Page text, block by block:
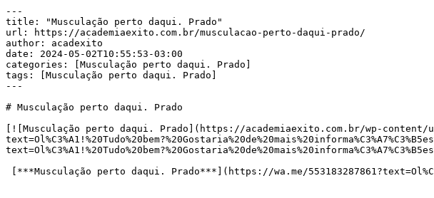
---
title: "Musculação perto daqui. Prado"
url: https://academiaexito.com.br/musculacao-perto-daqui-prado/
author: acadexito
date: 2024-05-02T10:55:53-03:00
categories: [Musculação perto daqui. Prado]
tags: [Musculação perto daqui. Prado]
---
# Musculação perto daqui. Prado
[![Musculação perto daqui. Prado](https://academiaexito.com.br/wp-content/